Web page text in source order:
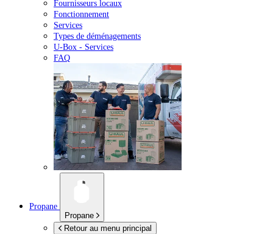
Fournisseurs locaux
Fonctionnement
Services
Types de déménagements
U-Box - Services
FAQ
Propane
Propane
Retour au menu principal